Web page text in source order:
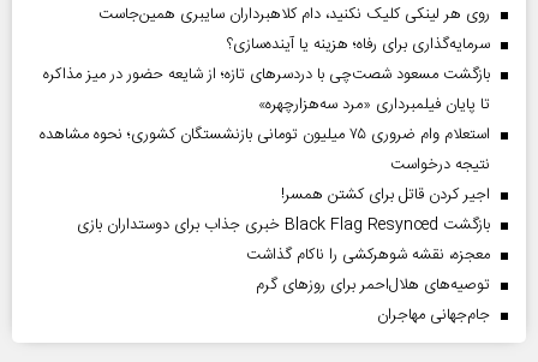
روی هر لینکی کلیک نکنید، دام کلاهبرداران سایبری همین‌جاست
سرمایه‌گذاری برای رفاه؛ هزینه یا آینده‌سازی؟
بازگشت مسعود شصت‌چی با دردسر‌های تازه؛ از شایعه حضور در میز مذاکره
تا پایان فیلمبرداری «مرد سه‌هزارچهره»
استعلام وام ضروری ۷۵ میلیون تومانی بازنشستگان کشوری؛ نحوه مشاهده
نتیجه درخواست
اجیر کردن قاتل برای کشتن همسر!
بازگشت Black Flag Resynced خبری جذاب برای دوستداران بازی
معجزه، نقشه شوهرکشی را ناکام گذاشت
توصیه‌های هلال‌احمر برای روز‌های گرم
جام‌جهانی مهاجران